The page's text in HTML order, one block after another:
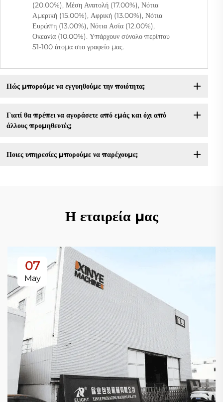
(20.00%), Μέση Ανατολή (17.00%), Νότια
Αμερική (15.00%), Αφρική (13.00%), Νότια
Ευρώπη (13.00%), Νότια Ασία (12.00%),
Οκεανία (10.00%). Υπάρχουν σύνολο περίπου
51-100 άτομα στο γραφείο μας.
Πώς μπορούμε να εγγυηθούμε την ποιότητα;
Γιατί θα πρέπει να αγοράσετε από εμάς και όχι από
άλλους προμηθευτές;
Ποιες υπηρεσίες μπορούμε να παρέχουμε;
Η εταιρεία μας
07
May